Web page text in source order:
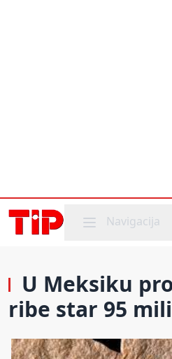
Mobile menu
Navigacija
U Meksiku
ribe star 95